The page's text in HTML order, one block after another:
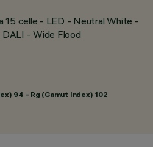
15 celle - LED - Neutral White -
DALI - Wide Flood
94 - Rg (Gamut Index) 102